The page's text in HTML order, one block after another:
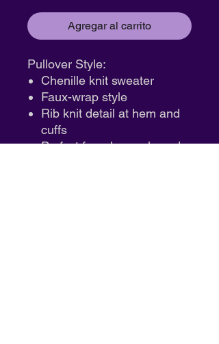
Agregar al carrito
Pullover Style:
Chenille knit sweater
Faux-wrap style
Rib knit detail at hem and
cuffs
Perfect for rehearsals and